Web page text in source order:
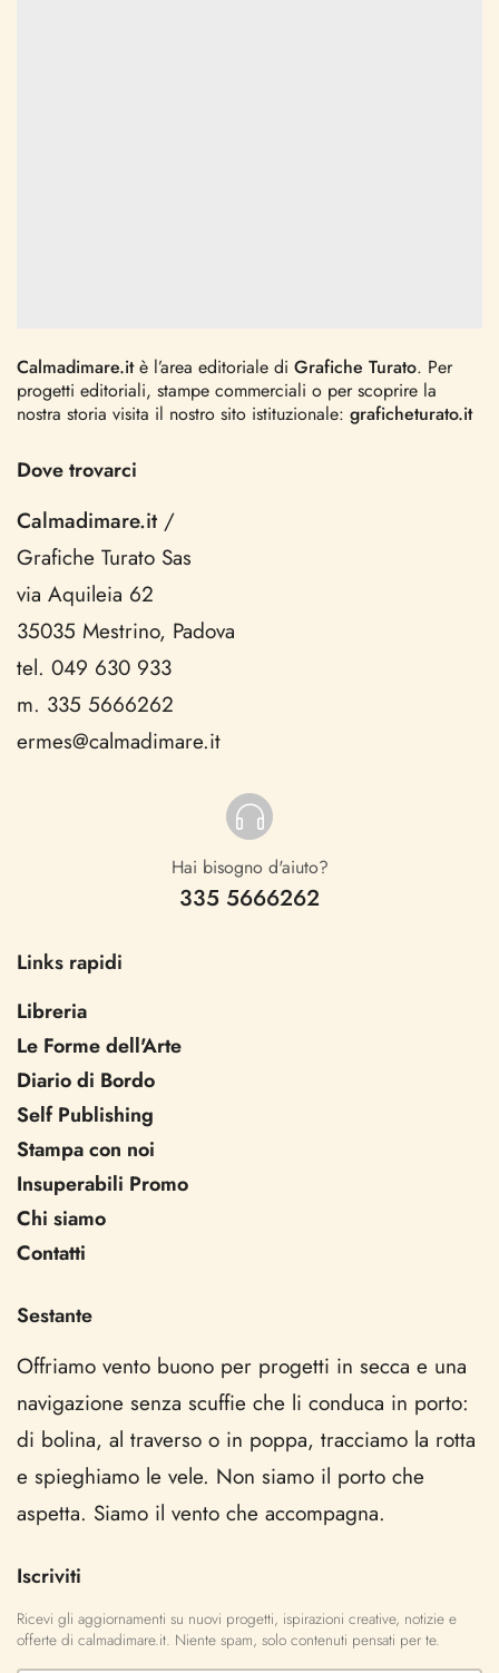
Calmadimare.itè l’area editoriale di Grafiche Turato. Per
progetti editoriali, stampe commerciali o per scoprire la
nostra storia visita il nostro sito istituzionale: graficheturato.it
Dove trovarci
Calmadimare.it /
Grafiche Turato Sas
via Aquileia 62
35035 Mestrino, Padova
tel. 049 630 933
m. 335 5666262
ermes@calmadimare.it
Hai bisogno d'aiuto?
335 5666262
Links rapidi
Libreria
Le Forme dell'Arte
Diario di Bordo
Self Publishing
Stampa con noi
Insuperabili Promo
Chi siamo
Contatti
Sestante
Offriamo vento buono per progetti in secca e una
navigazione senza scuffie che li conduca in porto:
di bolina, al traverso o in poppa, tracciamo la rotta
e spieghiamo le vele. Non siamo il porto che
aspetta. Siamo il vento che accompagna.
Iscriviti
Ricevi gli aggiornamenti su nuovi progetti, ispirazioni creative, notizie e
offerte di calmadimare.it. Niente spam, solo contenuti pensati per te.